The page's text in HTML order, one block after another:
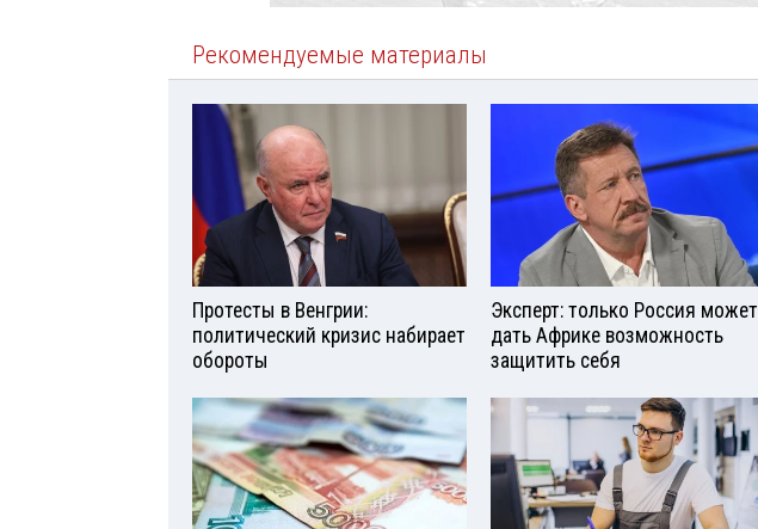
Рекомендуемые материалы
Протесты в Венгрии:
политический кризис набирает
обороты
Эксперт: только Россия может
дать Африке возможность
защитить себя